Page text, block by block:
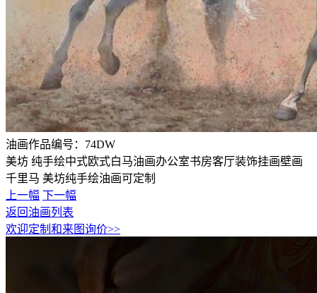
油画作品编号： 74DW
美坊 纯手绘中式欧式白马油画办公室书房客厅装饰挂画壁画
千里马 美坊纯手绘油画可定制
上一幅 下一幅
返回油画列表
欢迎定制和来图询价>>